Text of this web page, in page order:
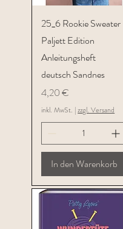
Schnellansicht
25_6 Rookie Sweater
Paljett Edition
Anleitungsheft
deutsch Sandnes
Preis
4,20 €
inkl. MwSt. |zzgl. Versand
In den Warenkorb